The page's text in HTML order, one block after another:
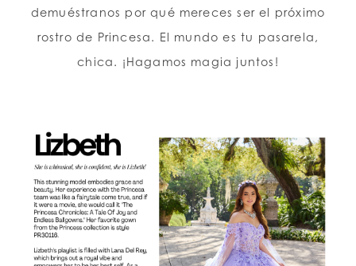
demuéstranos por qué mereces ser el próximo
rostro de Princesa. El mundo es tu pasarela,
chica. ¡Hagamos magia juntos!